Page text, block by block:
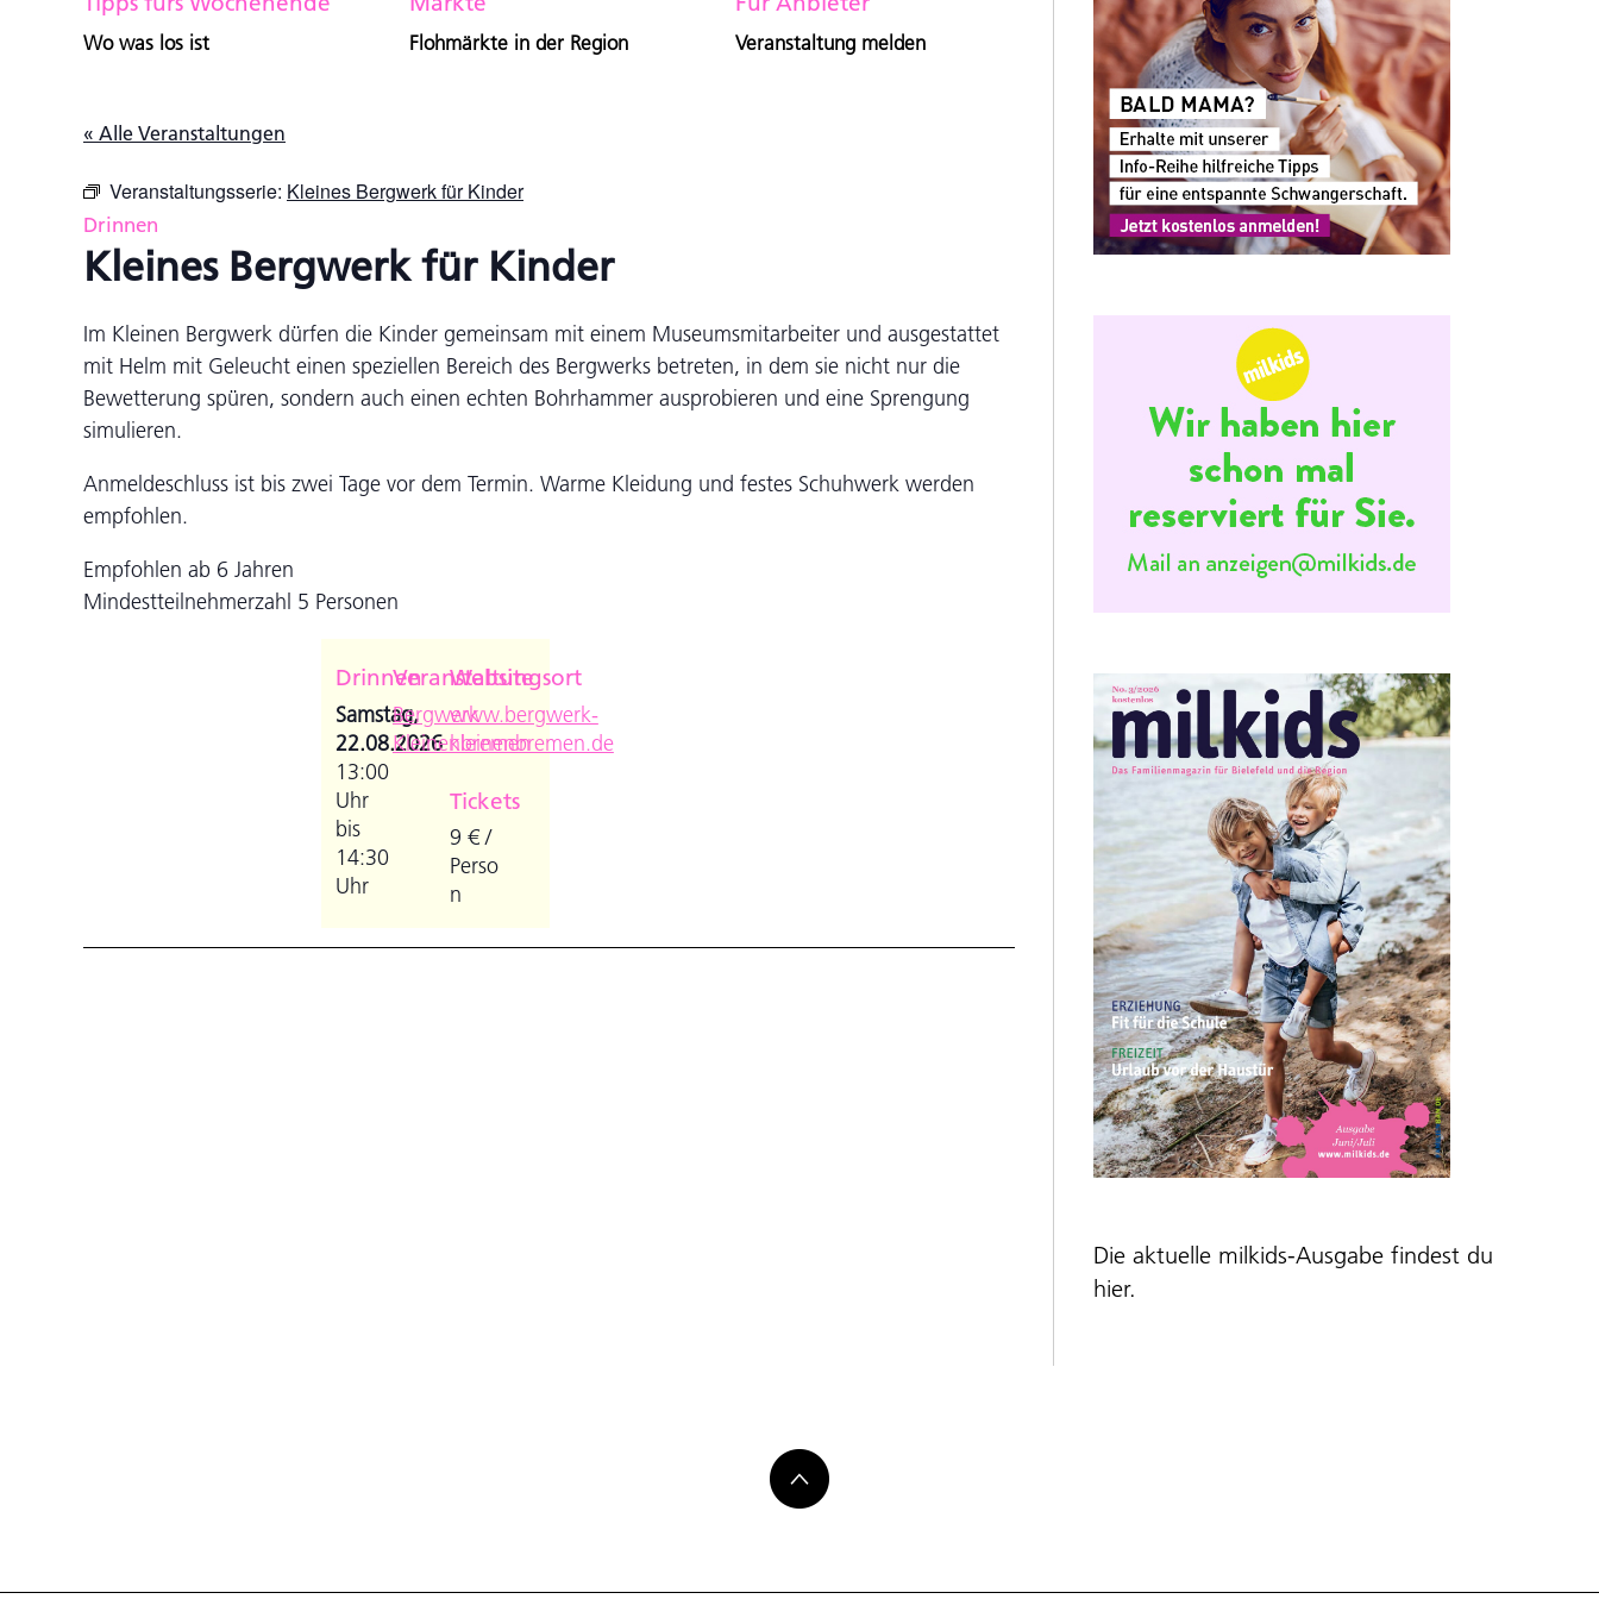
Wo was los ist Flohmärkte in der Region Veranstaltung melden
« Alle Veranstaltungen
Veranstaltungsserie: Kleines Bergwerk für Kinder
Drinnen
Kleines Bergwerk für Kinder
Im Kleinen Bergwerk dürfen die Kinder gemeinsam mit einem Museumsmitarbeiter und ausgestattet
mit Helm mit Geleucht einen speziellen Bereich des Bergwerks betreten, in dem sie nicht nur die
Bewetterung spüren, sondern auch einen echten Bohrhammer ausprobieren und eine Sprengung
simulieren.
Anmeldeschluss ist bis zwei Tage vor dem Termin. Warme Kleidung und festes Schuhwerk werden
empfohlen.
Empfohlen ab 6 Jahren
Mindestteilnehmerzahl 5 Personen
Drinnen
Samstag,
22.08.2026
13:00
Uhr
bis
14:30
Uhr
Veranstaltungsort
Bergwerk
Kleinenbremen
Website
www.bergwerk-
kleinenbremen.de
Tickets
9 € /
Perso
n
Die aktuelle milkids-Ausgabe findest du
hier.